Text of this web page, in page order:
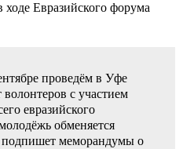
ходе Евразийского форума
проведём в Уфе
с участием
евразийского
обменяется
меморандумы о